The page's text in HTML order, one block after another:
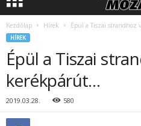
Kezdőlap Hírek Épül a Tiszai strandhoz
HÍREK
Épül a Tiszai
kerékpárút…
2019.03.28. 580